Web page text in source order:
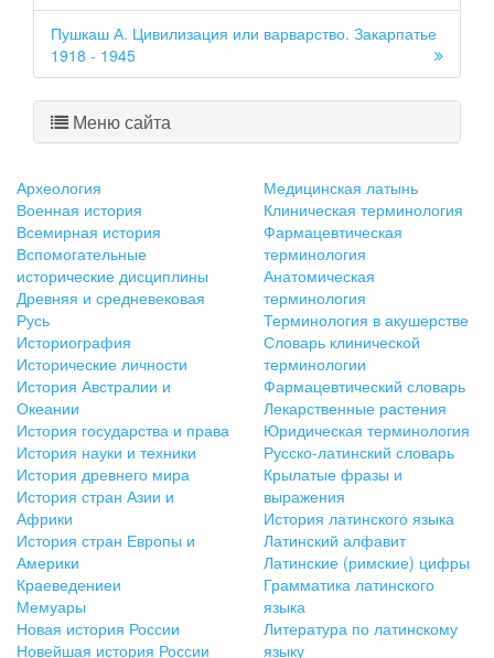
Пушкаш А. Цивилизация или варварство. Закарпатье
1918 - 1945
Меню сайта
Археология
Военная история
Всемирная история
Вспомогательные
исторические дисциплины
Древняя и средневековая
Русь
Историография
Исторические личности
История Австралии и
Океании
История государства и права
История науки и техники
История древнего мира
История стран Азии и
Африки
История стран Европы и
Америки
Краеведениеи
Мемуары
Новая история России
Новейшая история России
Медицинская латынь
Клиническая терминология
Фармацевтическая
терминология
Анатомическая
терминология
Терминология в акушерстве
Словарь клинической
терминологии
Фармацевтический словарь
Лекарственные растения
Юридическая терминология
Русско-латинский словарь
Крылатые фразы и
выражения
История латинского языка
Латинский алфавит
Латинские (римские) цифры
Грамматика латинского
языка
Литература по латинскому
языку